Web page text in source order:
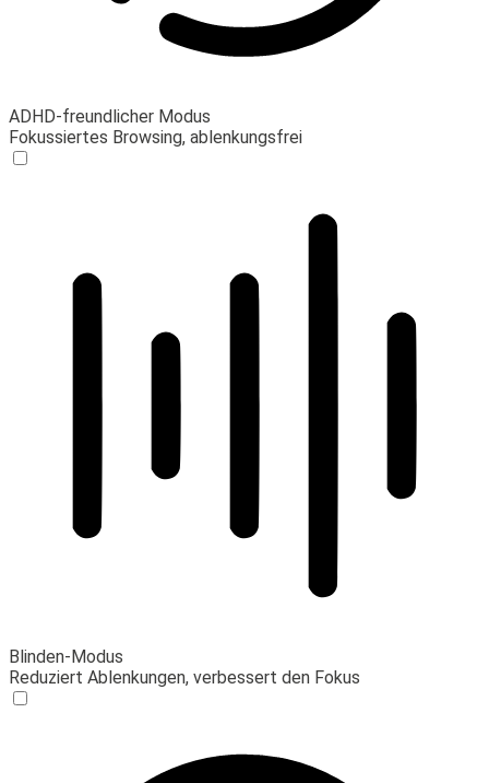
ADHD-freundlicher Modus
Fokussiertes Browsing, ablenkungsfrei
Blinden-Modus
Reduziert Ablenkungen, verbessert den Fokus